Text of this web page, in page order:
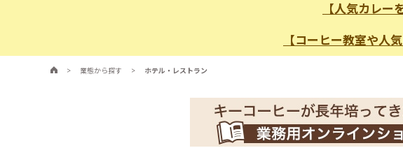
【人気カレ
【コーヒー教室や人
> 業態から探す > ホテル・レストラン